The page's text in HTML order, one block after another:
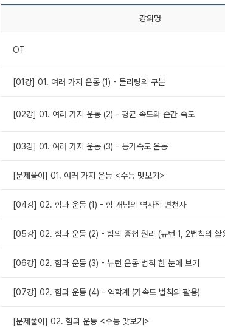
강의명
OT
[01강] 01. 여러 가지 운동 (1) - 물리량의 구분
[02강] 01. 여러 가지 운동 (2) - 평균 속도와 순간 속도
[03강] 01. 여러 가지 운동 (3) - 등가속도 운동
[문제풀이] 01. 여러 가지 운동 <수능 맛보기>
[04강] 02. 힘과 운동 (1) - 힘 개념의 역사적 변천사
[05강] 02. 힘과 운동 (2) - 힘의 중첩 원리 (뉴턴 1, 2법칙의 활
[06강] 02. 힘과 운동 (3) - 뉴턴 운동 법칙 한 눈에 보기
[07강] 02. 힘과 운동 (4) - 역학계 (가속도 법칙의 활용)
[문제풀이] 02. 힘과 운동 <수능 맛보기>